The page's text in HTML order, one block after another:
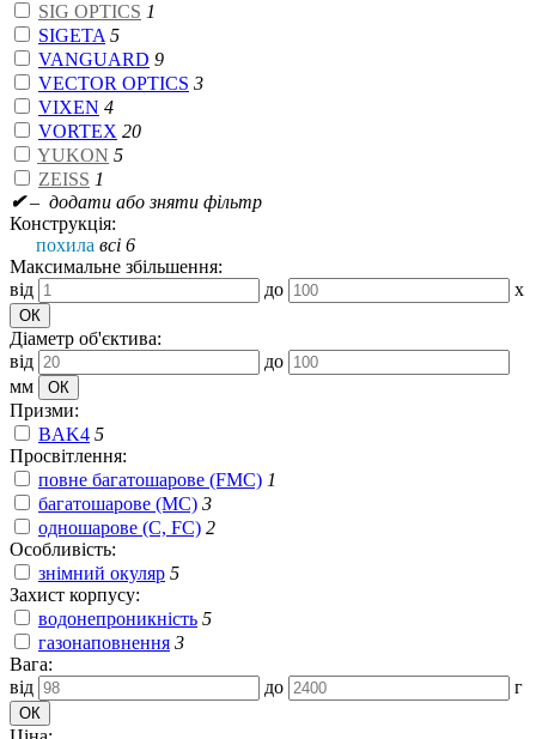
SIG OPTICS 1
SIGETA 5
VANGUARD 9
VECTOR OPTICS 3
VIXEN 4
VORTEX 20
YUKON 5
ZEISS 1
✔– додати або зняти фільтр
Конструкція:
похила всі 6
Максимальне збільшення:
від
до x
Діаметр об'єктива:
від
до
мм
Призми:
BAK4 5
Просвітлення:
повне багатошарове (FMC) 1
багатошарове (MC) 3
одношарове (C, FC) 2
Особливість:
знімний окуляр 5
Захист корпусу:
водонепроникність 5
газонаповнення 3
Вага:
від
до г